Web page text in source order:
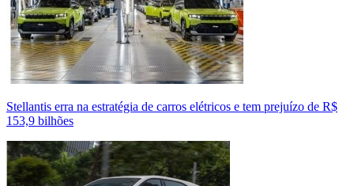
Stellantis erra na estratégia de carros elétricos e tem prejuízo de R$
153,9 bilhões